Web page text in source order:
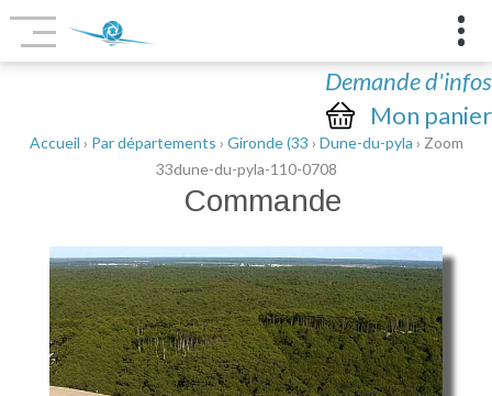
Demande d'infos
Mon panier
Accueil › Par départements › Gironde (33 › Dune-du-pyla › Zoom
33dune-du-pyla-110-0708
Commande